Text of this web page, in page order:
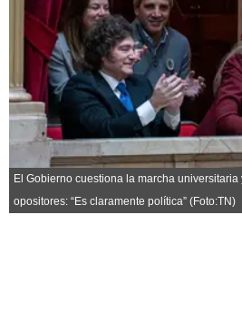
Sociedad y tiempo
libre
Turismo
Salud
Es viral
El tiempo
Fúnebres
Clasificados
Horóscopo
El Gobierno cuestiona la marcha
opositores: “Es claramente política” (Foto:TN)